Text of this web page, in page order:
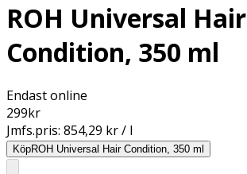
ROH Universal Hair
Condition, 350 ml
Endast online
299kr
Jmfs.pris: 854,29 kr / l
KöpROH Universal Hair Condition, 350 ml